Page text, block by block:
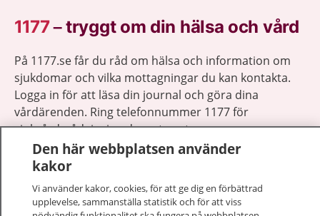
1177–tryggt om din hälsa och vård
På 1177.se får du råd om hälsa och information om
sjukdomar och vilka mottagningar du kan kontakta.
Logga in för att läsa din journal och göra dina
vårdärenden. Ring telefonnummer 1177 för
sjukvårdsrådgivning dygnet runt.
1177 ger dig råd när du vill må bättre.
Den här webbplatsen använder
kakor
Vi använder kakor, cookies, för att ge dig en förbättrad
upplevelse, sammanställa statistik och för att viss